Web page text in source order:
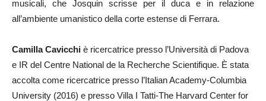
musicali, che Josquin scrisse per il duca e in relazione
all’ambiente umanistico della corte estense di Ferrara.
Camilla Cavicchi è ricercatrice presso l’Università di Padova
e IR del Centre National de la Recherche Scientifique. È stata
accolta come ricercatrice presso l’Italian Academy-Columbia
University (2016) e presso Villa I Tatti-The Harvard Center for